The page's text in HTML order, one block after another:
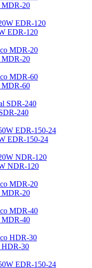
MDR-20
EDR-120
MDR-20
MDR-60
240
EDR-150-24
NDR-120
MDR-20
MDR-40
HDR-30